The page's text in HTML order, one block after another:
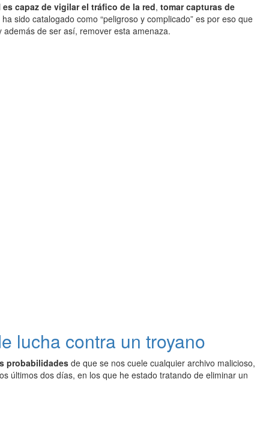
es capaz de vigilar el tráfico de la red, tomar capturas de
sido catalogado como “peligroso y complicado” es por eso que
de ser así, remover esta amenaza.
lucha contra un troyano
probabilidades de que se nos cuele cualquier archivo malicioso,
últimos dos días, en los que he estado tratando de eliminar un